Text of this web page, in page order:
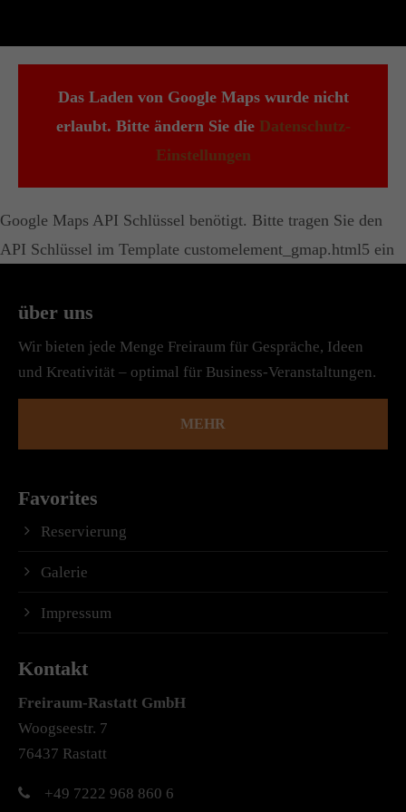
Das Laden von Google Maps wurde nicht
erlaubt. Bitte ändern Sie die Datenschutz-
Einstellungen
Google Maps API Schlüssel benötigt. Bitte tragen Sie den
API Schlüssel im Template customelement_gmap.html5 ein
über uns
Wir bieten jede Menge Freiraum für Gespräche, Ideen
und Kreativität – optimal für Business-Veranstaltungen.
MEHR
Favorites
Reservierung
Galerie
Impressum
Kontakt
Freiraum-Rastatt GmbH
Woogseestr. 7
76437 Rastatt
+49 7222 968 860 6